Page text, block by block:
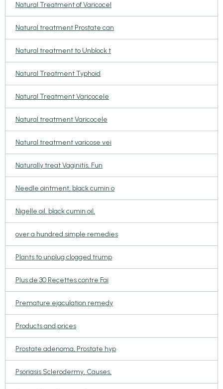
Natural Treatment of Varicocel
Natural treatment Prostate can
Natural treatment to Unblock t
Natural Treatment Typhoid
Natural Treatment Varicocele
Natural treatment Varicocele
Natural treatment varicose vei
Naturally treat Vaginitis, Fun
Needle ointment, black cumin o
Nigelle oil, black cumin oil,
over a hundred simple remedies
Plants to unplug clogged trump
Plus de 30 Recettes contre Fai
Premature ejaculation remedy
Products and prices
Prostate adenoma, Prostate hyp
Psoriasis Sclerodermy, Causes,